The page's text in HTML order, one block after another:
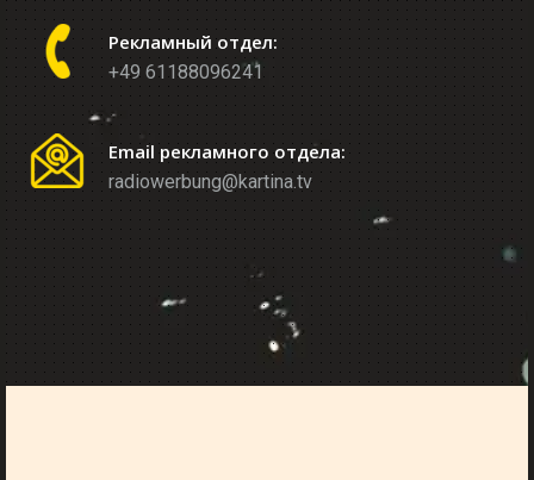
Рекламный отдел:
+49 61188096241
Email рекламного отдела:
radiowerbung@kartina.tv